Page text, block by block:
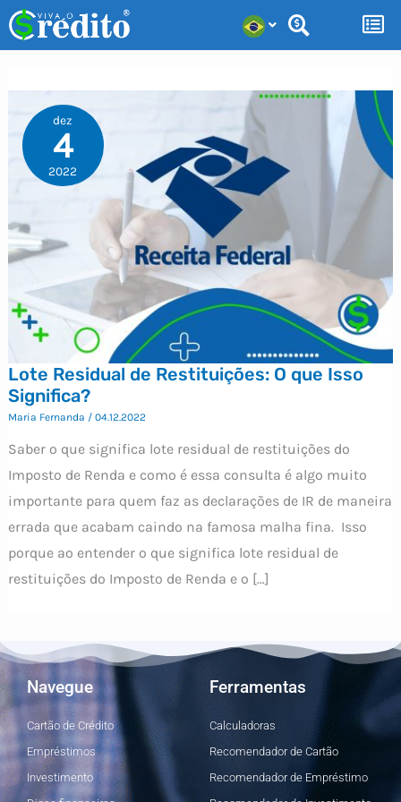
para
conteúdo
dez
4
2022
Lote Residual de Restituições: O que Isso
Significa?
Maria Fernanda / 04.12.2022
Saber o que significa lote residual de restituições do
Imposto de Renda e como é essa consulta é algo muito
importante para quem faz as declarações de IR de maneira
errada que acabam caindo na famosa malha fina. Isso
porque ao entender o que significa lote residual de
restituições do Imposto de Renda e o […]
Navegue
Cartão de Crédito
Empréstimos
Investimento
Ferramentas
Calculadoras
Recomendador de Cartão
Recomendador de Empréstimo